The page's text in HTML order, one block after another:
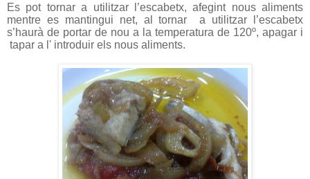
Es pot tornar a utilitzar l’escabetx, afegint nous aliments
mentre es mantingui net, al tornar
a utilitzar l’escabetx
s’haurà de portar de nou a la temperatura de 120º, apagar i
tapar a l' introduir els nous aliments.